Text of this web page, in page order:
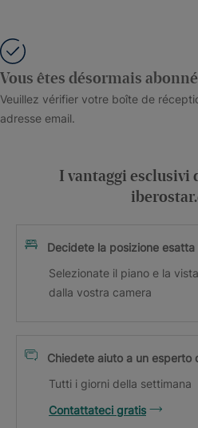
Vous êtes désormais
Veuillez vérifier votre boîte de
adresse email.
I vantaggi esclusivi
Decidete la posizione
Selezionate il piano e la
dalla vostra camera
Chiedete aiuto a un esperto
Tutti i giorni della settimana
Contattateci gratis